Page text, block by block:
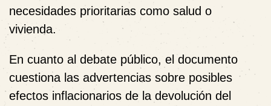
necesidades prioritarias como salud o
vivienda.
En cuanto al debate público, el documento
cuestiona las advertencias sobre posibles
efectos inflacionarios de la devolución del